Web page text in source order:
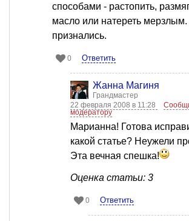
способами - растопить,
масло или натереть мерзлым.
признались.
0 Ответить
Жанна Магиня
Грандмастер
22 февраля 2008 в 11:28
модератору
Марианна! Готова
какой статье? Неужели
Эта вечная спешка!
Оценка статьи: 3
0 Ответить